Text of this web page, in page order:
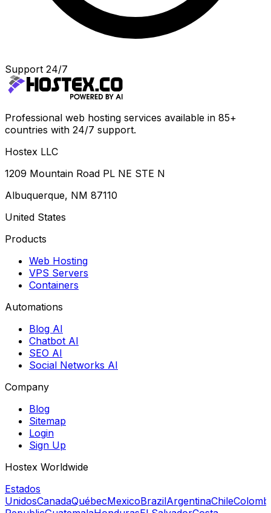
Support 24/7
Professional web hosting services available in 85+
countries with 24/7 support.
Hostex LLC
1209 Mountain Road PL NE STE N
Albuquerque, NM 87110
United States
Products
Web Hosting
VPS Servers
Containers
Automations
Blog AI
Chatbot AI
SEO AI
Social Networks AI
Company
Blog
Sitemap
Login
Sign Up
Hostex Worldwide
Estados
UnidosCanadaQuébecMexicoBrazilArgentinaChile